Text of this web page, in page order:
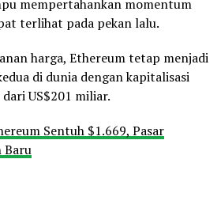
mempertahankan momentum
terlihat pada pekan lalu.
harga, Ethereum tetap menjadi
di dunia dengan kapitalisasi
US$201 miliar.
Sentuh $1.669, Pasar
Baru